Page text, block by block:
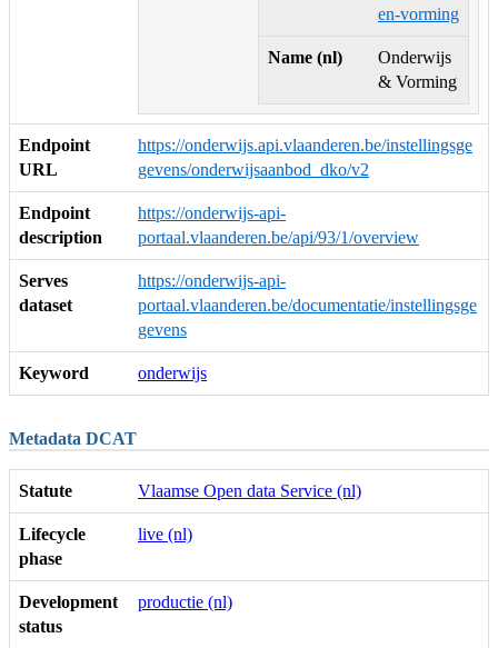
en-vorming
Name (nl)
Onderwijs
& Vorming
Endpoint
URL
https://onderwijs.api.vlaanderen.be/instellingsge
gevens/onderwijsaanbod_dko/v2
Endpoint
description
https://onderwijs-api-
portaal.vlaanderen.be/api/93/1/overview
Serves
dataset
https://onderwijs-api-
portaal.vlaanderen.be/documentatie/instellingsge
gevens
Keyword onderwijs
Metadata DCAT
Statute Vlaamse Open data Service (nl)
Lifecycle
phase
live (nl)
Development
status
productie (nl)